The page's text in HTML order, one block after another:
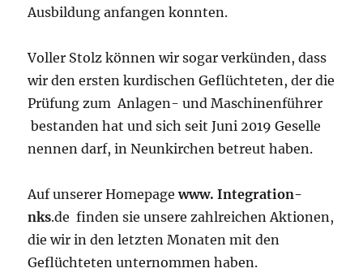
Ausbildung anfangen konnten.
Voller Stolz können wir sogar verkünden, dass
wir den ersten kurdischen Geflüchteten, der die
Prüfung zum Anlagen- und Maschinenführer
bestanden hat und sich seit Juni 2019 Geselle
nennen darf, in Neunkirchen betreut haben.
Auf unserer Homepagewww. Integration-
nks.de finden sie unsere zahlreichen Aktionen,
die wir in den letzten Monaten mit den
Geflüchteten unternommen haben.